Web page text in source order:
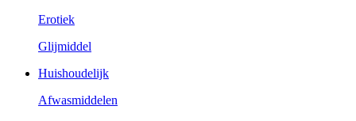
Erotiek
Glijmiddel
Huishoudelijk
Afwasmiddelen